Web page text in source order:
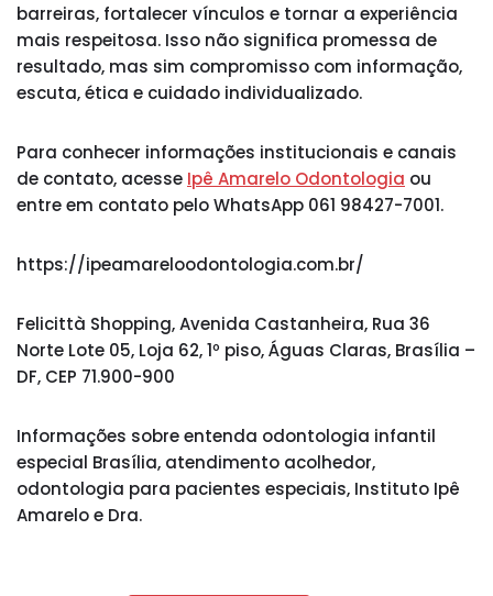
barreiras, fortalecer vínculos e tornar a experiência
mais respeitosa. Isso não significa promessa de
resultado, mas sim compromisso com informação,
escuta, ética e cuidado individualizado.
Para conhecer informações institucionais e canais
de contato, acesse Ipê Amarelo Odontologia ou
entre em contato pelo WhatsApp 061 98427-7001.
https://ipeamareloodontologia.com.br/
Felicittà Shopping, Avenida Castanheira, Rua 36
Norte Lote 05, Loja 62, 1º piso, Águas Claras, Brasília –
DF, CEP 71.900-900
Informações sobre entenda odontologia infantil
especial Brasília, atendimento acolhedor,
odontologia para pacientes especiais, Instituto Ipê
Amarelo e Dra.